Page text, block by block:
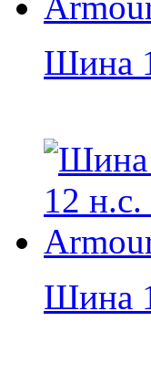
Шина
Шина